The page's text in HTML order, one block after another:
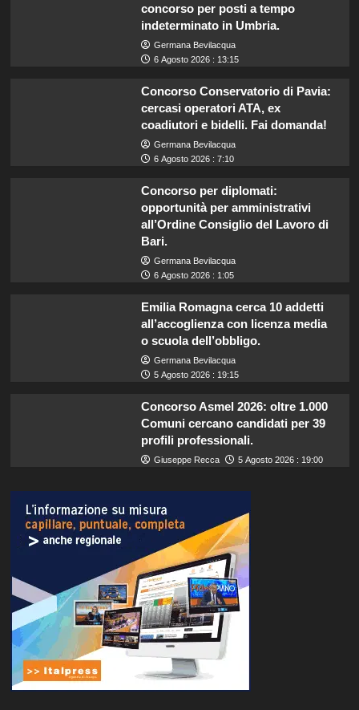
concorso per posti a tempo
indeterminato in Umbria.
Germana Bevilacqua
6 Agosto 2026 : 13:15
Concorso Conservatorio di Pavia:
cercasi operatori ATA, ex
coadiutori e bidelli. Fai domanda!
Germana Bevilacqua
6 Agosto 2026 : 7:10
Concorso per diplomati:
opportunità per amministrativi
all’Ordine Consiglio del Lavoro di
Bari.
Germana Bevilacqua
6 Agosto 2026 : 1:05
Emilia Romagna cerca 10 addetti
all’accoglienza con licenza media
o scuola dell’obbligo.
Germana Bevilacqua
5 Agosto 2026 : 19:15
Concorso Asmel 2026: oltre 1.000
Comuni cercano candidati per 39
profili professionali.
Giuseppe Recca 5 Agosto 2026 : 19:00